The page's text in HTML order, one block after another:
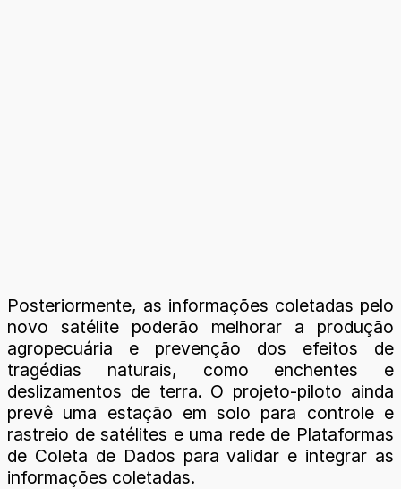
Posteriormente, as informações coletadas pelo
novo satélite poderão melhorar a produção
agropecuária e prevenção dos efeitos de
tragédias naturais, como enchentes e
deslizamentos de terra. O projeto-piloto ainda
prevê uma estação em solo para controle e
rastreio de satélites e uma rede de Plataformas
de Coleta de Dados para validar e integrar as
informações coletadas.